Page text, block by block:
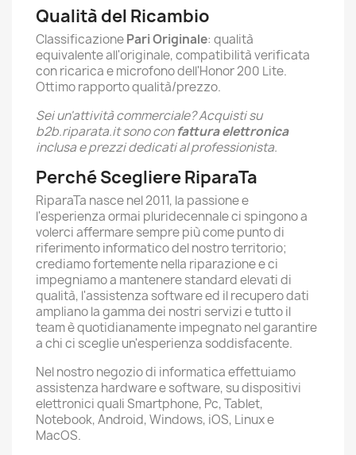
Qualità del Ricambio
ClassificazionePari Originale: qualità
equivalente all'originale, compatibilità verificata
con ricarica e microfono dell'Honor 200 Lite.
Ottimo rapporto qualità/prezzo.
Sei un'attività commerciale? Acquisti su
b2b.riparata.it sono confattura elettronica
inclusa e prezzi dedicati al professionista.
Perché Scegliere RiparaTa
RiparaTa nasce nel 2011, la passione e
l'esperienza ormai pluridecennale ci spingono a
volerci affermare sempre più come punto di
riferimento informatico del nostro territorio;
crediamo fortemente nella riparazione e ci
impegniamo a mantenere standard elevati di
qualità, l'assistenza software ed il recupero dati
ampliano la gamma dei nostri servizi e tutto il
team è quotidianamente impegnato nel garantire
a chi ci sceglie un'esperienza soddisfacente.
Nel nostro negozio di informatica effettuiamo
assistenza hardware e software, su dispositivi
elettronici quali Smartphone, Pc, Tablet,
Notebook, Android, Windows, iOS, Linux e
MacOS.